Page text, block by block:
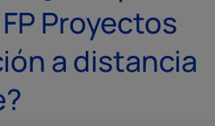
Proyectos
a distancia